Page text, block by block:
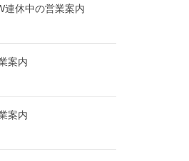
連休中の営業案内
案内
案内